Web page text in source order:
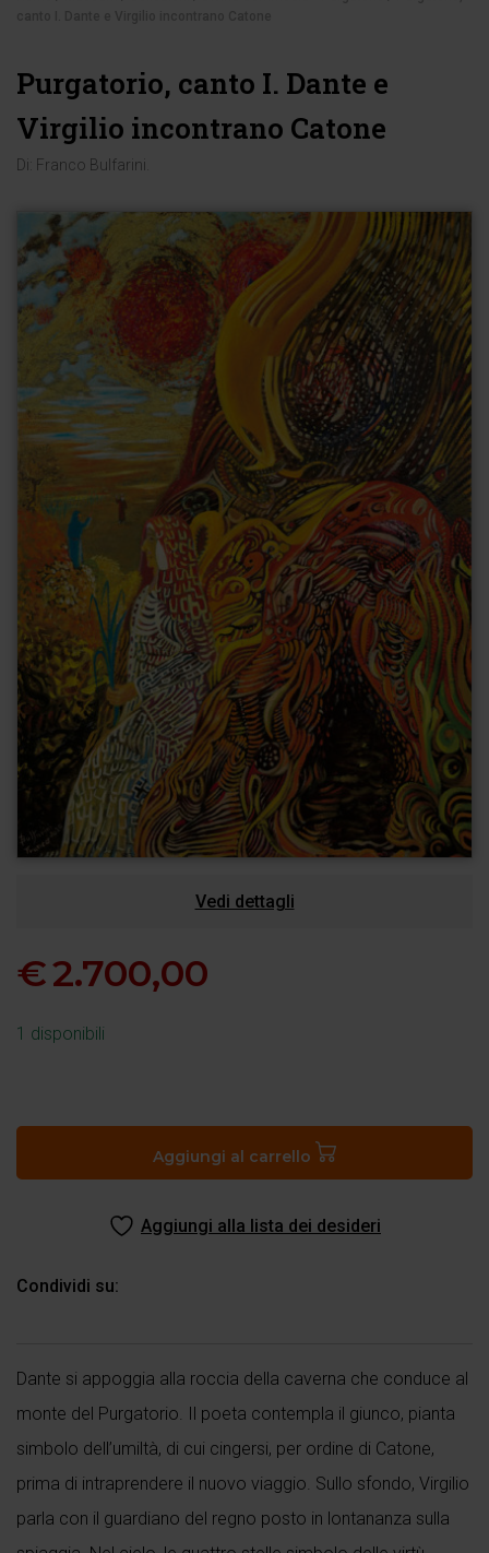
Purgatorio, canto I. Dante e
Virgilio incontrano Catone
Di: Franco Bulfarini
Vedi dettagli
€2.700,00
1 disponibili
Dante
Catone
Aggiungi al carrello
Aggiungi alla lista dei desideri
Condividi su:
Dante si appoggia alla roccia della caverna che conduce al
monte del Purgatorio. Il poeta contempla il giunco, pianta
simbolo dell’umiltà, di cui cingersi, per ordine di Catone,
prima di intraprendere il nuovo viaggio. Sullo sfondo, Virgilio
parla con il guardiano del regno posto in lontananza sulla